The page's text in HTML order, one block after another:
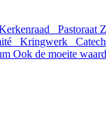
Pastoraat
Kringwerk
Ook de moeite